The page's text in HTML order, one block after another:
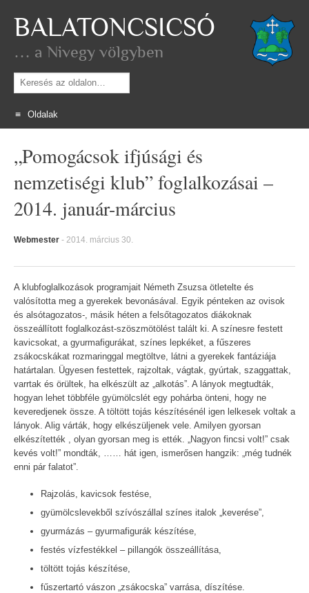
BALATONCSICSÓ
… a Nivegy völgyben
Keresés
Oldalak
content
„Pomogácsok ifjúsági és
nemzetiségi klub” foglalkozásai –
2014. január-március
Webmester - 2014. március 30.
A klubfoglalkozások programjait Németh Zsuzsa ötletelte és
valósította meg a gyerekek bevonásával. Egyik pénteken az ovisok
és alsótagozatos-, másik héten a felsőtagozatos diákoknak
összeállított foglalkozást-szöszmötölést talált ki. A színesre festett
kavicsokat, a gyurmafigurákat, színes lepkéket, a fűszeres
zsákocskákat rozmaringgal megtöltve, látni a gyerekek fantáziája
határtalan. Ügyesen festettek, rajzoltak, vágtak, gyúrtak, szaggattak,
varrtak és örültek, ha elkészült az „alkotás”. A lányok megtudták,
hogyan lehet többféle gyümölcslét egy pohárba önteni, hogy ne
keveredjenek össze. A töltött tojás készítésénél igen lelkesek voltak a
lányok. Alig várták, hogy elkészüljenek vele. Amilyen gyorsan
elkészítették , olyan gyorsan meg is ették. „Nagyon fincsi volt!” csak
kevés volt!” mondták, …… hát igen, ismerősen hangzik: „még tudnék
enni pár falatot”.
Rajzolás, kavicsok festése,
gyümölcslevekből szívószállal színes italok „keverése”,
gyurmázás – gyurmafigurák készítése,
festés vízfestékkel – pillangók összeállítása,
töltött tojás készítése,
fűszertartó vászon „zsákocska” varrása, díszítése.